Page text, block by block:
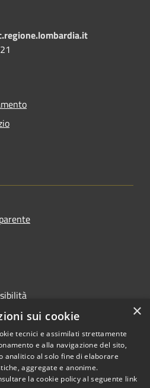
×
sui cookie
tecnici e assimilati strettamente
e alla navigazione del sito,
analitico al solo fine di elaborare
aggregate e anonime.
la cookie policy al seguente link